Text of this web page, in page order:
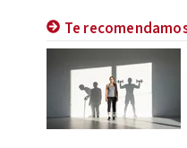
Te